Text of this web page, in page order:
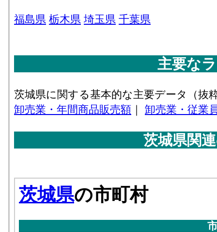
の他の機械器具)」 の業務に従事している
の他卸売業(家具・建具・じゅう器等、医薬
おける有体商品の年間販売総額
その他･事業所数(2016)：「その他卸売業(
紙・紙製品、他)」 を営む事業所の数
等、紙・紙製品、他)」 の業務に従事して
人数
福島県 栃木県 埼玉県 千葉県
主要な
茨城県に関する基本的な主要データ（
卸売業・年間商品販売額
卸売業・従業
茨城県関